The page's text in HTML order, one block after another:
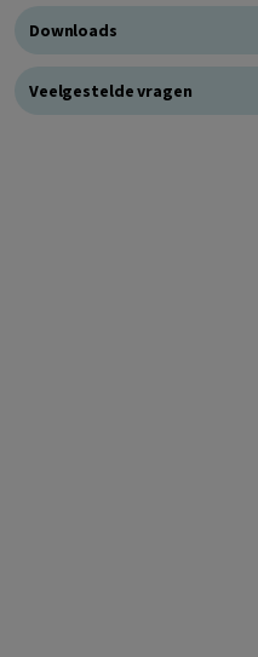
Downloads
Veelgestelde vragen